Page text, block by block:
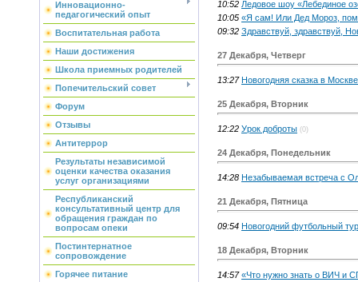
Инновационно-
педагогический опыт
Воспитательная работа
Наши достижения
Школа приемных родителей
Попечительский совет
Форум
Отзывы
Антитеррор
Результаты независимой
оценки качества оказания
услуг организациями
Республиканский
консультативный центр для
обращения граждан по
вопросам опеки
Постинтернатное
сопровождение
Горячее питание
10:52 Ледовое шоу «Лебединое
10:05 «Я сам! Или Дед Мороз,
09:32 Здравствуй, здравствуй,
27 Декабря, Четверг
13:27 Новогодняя сказка в Москве
25 Декабря, Вторник
12:22 Урок доброты (0)
24 Декабря, Понедельник
14:28 Незабываемая встреча с
21 Декабря, Пятница
09:54 Новогодний футбольный
18 Декабря, Вторник
14:57 «Что нужно знать о ВИЧ и